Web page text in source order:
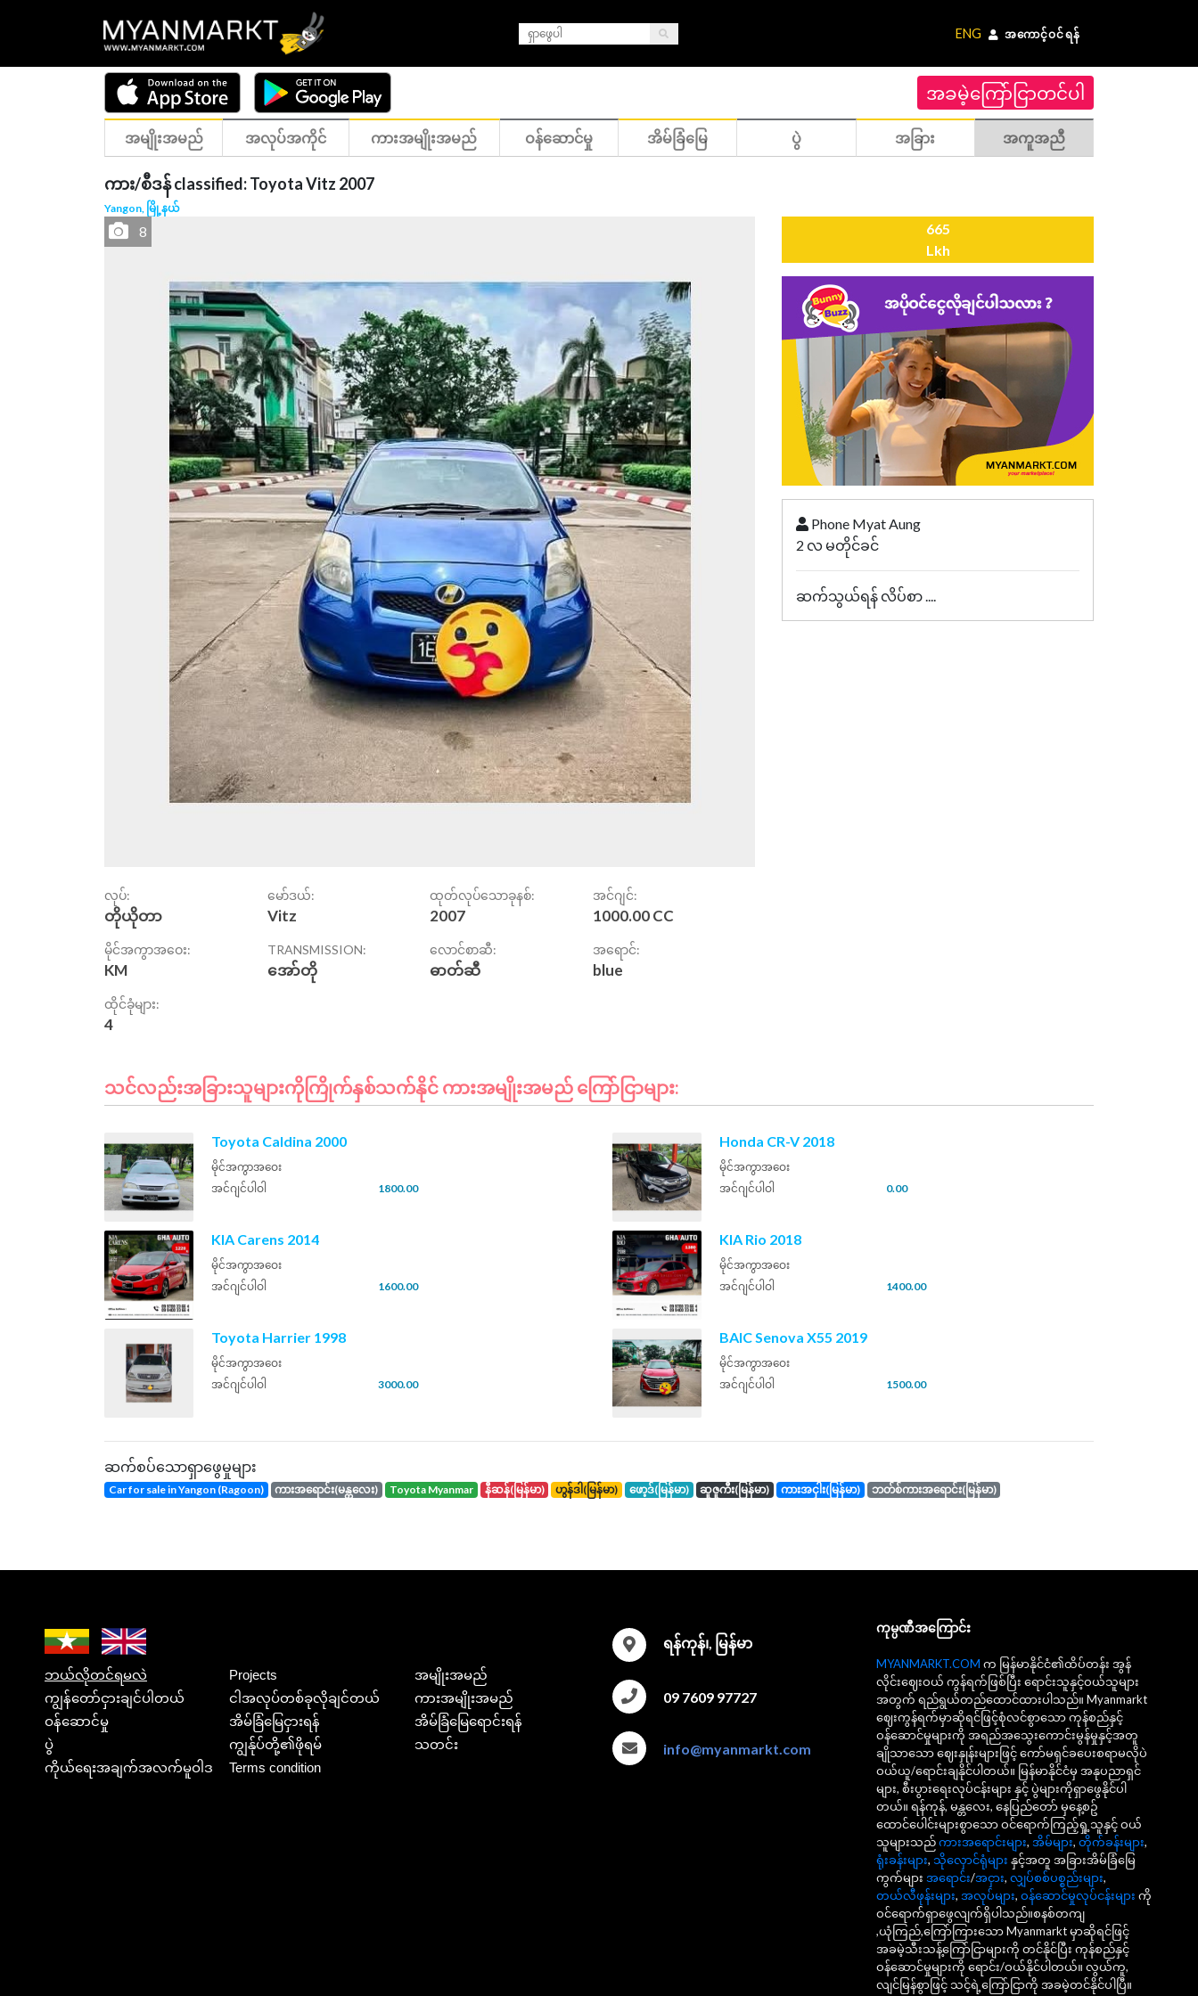
ENG အကောင့်ဝင်ရန်
အခမဲ့ကြော်ငြာတင်ပါ
အမျိုးအမည် အလုပ်အကိုင် ကားအမျိုးအမည် ဝန်ဆောင်မှု အိမ်ခြံမြေ ပွဲ အခြား အကူအညီ
ကား/စီဒန် classified: Toyota Vitz 2007
Yangon, မြို့နယ်
8
665
Lkh
Phone Myat Aung
2 လ မတိုင်ခင်
ဆက်သွယ်ရန် လိပ်စာ ....
လုပ်:
တိုယိုတာ
မော်ဒယ်:
Vitz
ထုတ်လုပ်သောခုနစ်:
2007
အင်ဂျင်:
1000.00 CC
မိုင်အကွာအဝေး:
KM
TRANSMISSION:
အော်တို
လောင်စာဆီ:
ဓာတ်ဆီ
အရောင်:
blue
ထိုင်ခုံများ:
4
သင်လည်းအခြားသူများကိုကြိုက်နှစ်သက်နိုင် ကားအမျိုးအမည် ကြော်ငြာများ:
Toyota Caldina 2000
မိုင်အကွာအဝေး
အင်ဂျင်ပါဝါ
1800.00
Honda CR-V 2018
မိုင်အကွာအဝေး
အင်ဂျင်ပါဝါ
0.00
KIA Carens 2014
မိုင်အကွာအဝေး
အင်ဂျင်ပါဝါ
1600.00
KIA Rio 2018
မိုင်အကွာအဝေး
အင်ဂျင်ပါဝါ
1400.00
Toyota Harrier 1998
မိုင်အကွာအဝေး
အင်ဂျင်ပါဝါ
3000.00
BAIC Senova X55 2019
မိုင်အကွာအဝေး
အင်ဂျင်ပါဝါ
1500.00
ဆက်စပ်သောရှာဖွေမှုများ
Car for sale in Yangon (Ragoon) ကားအရောင်း(မန္တလေး) toyota Myanmar နီဆန်(မြန်မာ) ဟွန်ဒါ(မြန်မာ) ဖော့ဒ်(မြန်မာ) ဆူဇူကီး(မြန်မာ) ကားအငှါး(မြန်မာ) ဘတ်စ်ကားအရောင်း(မြန်မာ)
ဘယ်လိုတင်ရမလဲ Projects
အမျိုးအမည်
ကျွန်တော်ငှားချင်ပါတယ်
ငါအလုပ်တစ်ခုလိုချင်တယ်
ကားအမျိုးအမည်
ဝန်ဆောင်မှု
အိမ်ခြံမြေငှားရန်
အိမ်ခြံမြေရောင်းရန်
ပွဲ
ကျွန်ုပ်တို့၏ဖိုရမ်
သတင်း
ကိုယ်ရေးအချက်အလက်မူဝါဒ
Terms condition
ရန်ကုန်၊, မြန်မာ
09 7609 97727
info@myanmarkt.com
ကုမ္ပဏီအကြောင်း
MYANMARKT.COM က မြန်မာနိုင်ငံ၏ထိပ်တန်း အွန်
လိုင်းဈေးဝယ် ကွန်ရက်ဖြစ်ပြီး ရောင်းသူနှင့်ဝယ်သူများ
အတွက် ရည်ရွယ်တည်ထောင်ထားပါသည်။ Myanmarkt
ဈေးကွန်ရက်မှာဆိုရင်ဖြင့်စုံလင်စွာသော ကုန်စည်နှင့်
ဝန်ဆောင်မှုများကို အရည်အသွေးကောင်းမွန်မှုနှင့်အတူ
ချိုသာသော ဈေးနှုန်းများဖြင့် ကော်မရှင်ခပေးစရာမလိုပဲ
ဝယ်ယူ/ရောင်းချနိုင်ပါတယ်။ မြန်မာနိုင်ငံမှ အနုပညာရှင်
များ, စီးပွားရေးလုပ်ငန်းများ နှင့် ပွဲများကိုရှာဖွေနိုင်ပါ
တယ်။ ရန်ကုန်, မန္တလေး, နေပြည်တော် မှနေ့စဥ်
ထောင်ပေါင်းများစွာသော ဝင်ရောက်ကြည့်ရှု့သူနှင့် ဝယ်
သူများသည်ကားအရောင်းများ, အိမ်များ, တိုက်ခန်းများ,
ရုံးခန်းများ, သိုလှောင်ရုံများ နှင့်အတူ အခြားအိမ်ခြံမြေ
ကွက်များ အရောင်း/အငှား, လျှပ်စစ်ပစ္စည်းများ,
တယ်လီဖုန်းများ, အလုပ်များ, ဝန်ဆောင်မှုလုပ်ငန်းများ ကို
ဝင်ရောက်ရှာဖွေလျက်ရှိပါသည်။စနစ်တကျ
,ယုံကြည်,ကြော်ကြားသော Myanmarkt မှာဆိုရင်ဖြင့်
အခမဲ့သီးသန့်ကြော်ငြာများကို တင်နိုင်ပြီး ကုန်စည်နှင့်
ဝန်ဆောင်မှုများကို ရောင်း/ဝယ်နိုင်ပါတယ်။ လွယ်ကူ,
လျင်မြန်စွာဖြင့် သင့်ရဲ့ကြော်ငြာကို အခမဲ့တင်နိုင်ပါပြီ။